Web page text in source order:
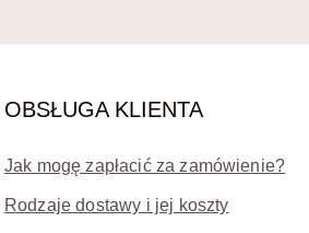
OBSŁUGA KLIENTA
Jak mogę zapłacić za zamówienie?
Rodzaje dostawy i jej koszty